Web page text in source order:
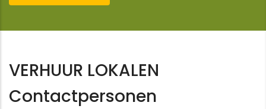
VERHUUR LOKALEN
Contactpersonen